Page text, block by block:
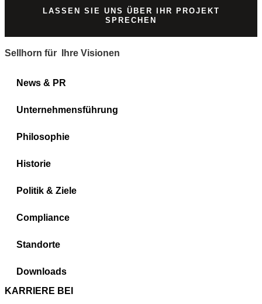
LASSEN SIE UNS ÜBER IHR PROJEKT
SPRECHEN
Sellhorn für Ihre Visionen
News & PR
Unternehmensführung
Philosophie
Historie
Politik & Ziele
Compliance
Standorte
Downloads
KARRIERE BEI